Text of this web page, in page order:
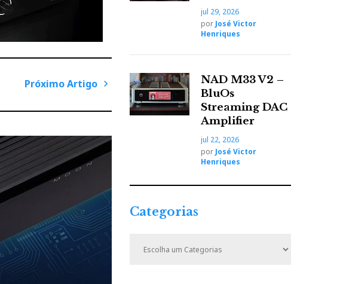
Próximo Artigo
ó
x
o
r
jul 29, 2026
por José Victor
Henriques
NAD M33 V2 –
BluOs
Streaming DAC
Amplifier
jul 22, 2026
por José Victor
Henriques
Categorias